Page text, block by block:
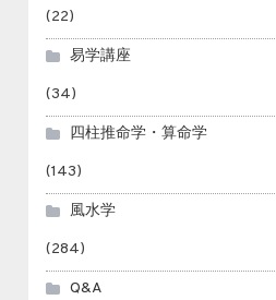
(22)
易学講座
(34)
四柱推命学・算命学
(143)
風水学
(284)
Q&A